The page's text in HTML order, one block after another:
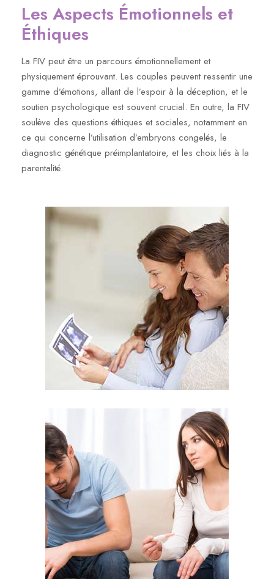
Les Aspects Émotionnels et
Éthiques
La FIV peut être un parcours émotionnellement et
physiquement éprouvant. Les couples peuvent ressentir une
gamme d’émotions, allant de l’espoir à la déception, et le
soutien psychologique est souvent crucial. En outre, la FIV
soulève des questions éthiques et sociales, notamment en
ce qui concerne l’utilisation d’embryons congelés, le
diagnostic génétique préimplantatoire, et les choix liés à la
parentalité.